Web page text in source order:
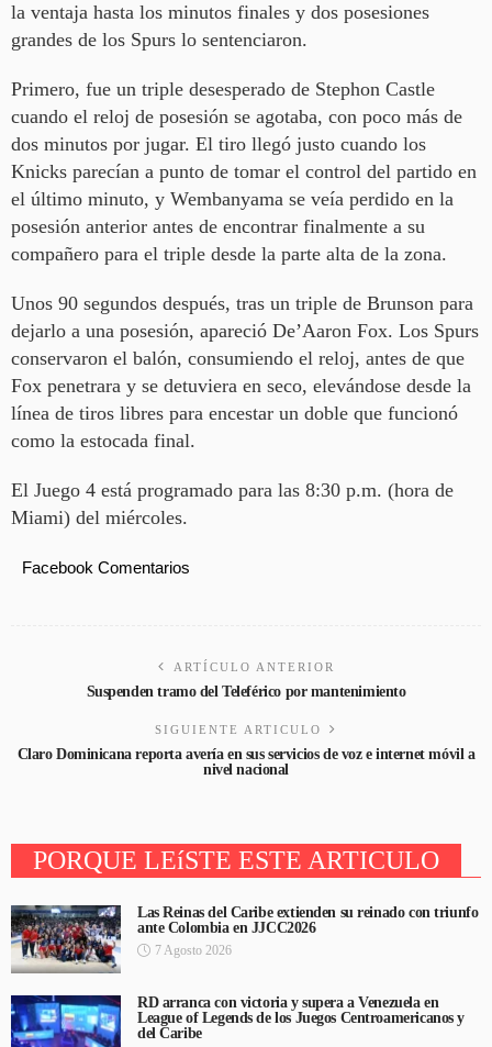
la ventaja hasta los minutos finales y dos posesiones
grandes de los Spurs lo sentenciaron.
Primero, fue un triple desesperado de Stephon Castle
cuando el reloj de posesión se agotaba, con poco más de
dos minutos por jugar. El tiro llegó justo cuando los
Knicks parecían a punto de tomar el control del partido en
el último minuto, y Wembanyama se veía perdido en la
posesión anterior antes de encontrar finalmente a su
compañero para el triple desde la parte alta de la zona.
Unos 90 segundos después, tras un triple de Brunson para
dejarlo a una posesión, apareció De’Aaron Fox. Los Spurs
conservaron el balón, consumiendo el reloj, antes de que
Fox penetrara y se detuviera en seco, elevándose desde la
línea de tiros libres para encestar un doble que funcionó
como la estocada final.
El Juego 4 está programado para las 8:30 p.m. (hora de
Miami) del miércoles.
Facebook Comentarios
ARTÍCULO ANTERIOR
Suspenden tramo del Teleférico por mantenimiento
SIGUIENTE ARTICULO
Claro Dominicana reporta avería en sus servicios de voz e internet móvil a
nivel nacional
PORQUE LEíSTE ESTE ARTICULO
Las Reinas del Caribe extienden su reinado con triunfo
ante Colombia en JJCC2026
7 Agosto 2026
RD arranca con victoria y supera a Venezuela en
League of Legends de los Juegos Centroamericanos y
del Caribe